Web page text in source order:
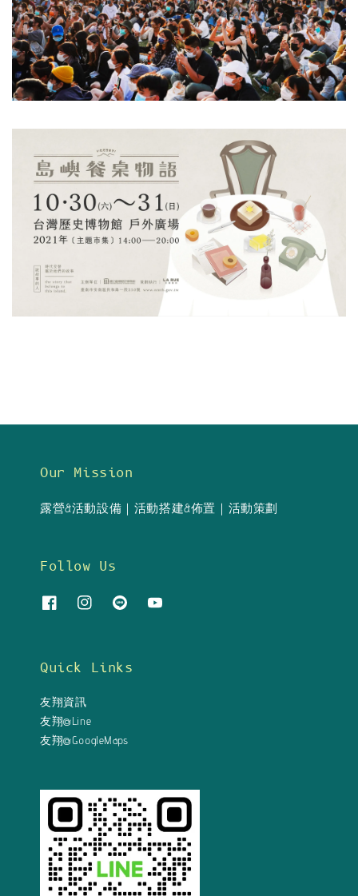
Our Mission
露營&活動設備｜活動搭建&佈置｜活動策劃
Follow Us
Quick Links
友翔資訊
友翔@Line
友翔@GoogleMaps